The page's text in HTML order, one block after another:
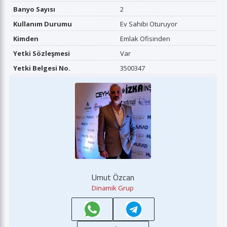
Banyo Sayısı
2
Kullanım Durumu
Ev Sahibi Oturuyor
Kimden
Emlak Ofisinden
Yetki Sözleşmesi
Var
Yetki Belgesi No.
3500347
Umut Özcan
Dinamik Grup